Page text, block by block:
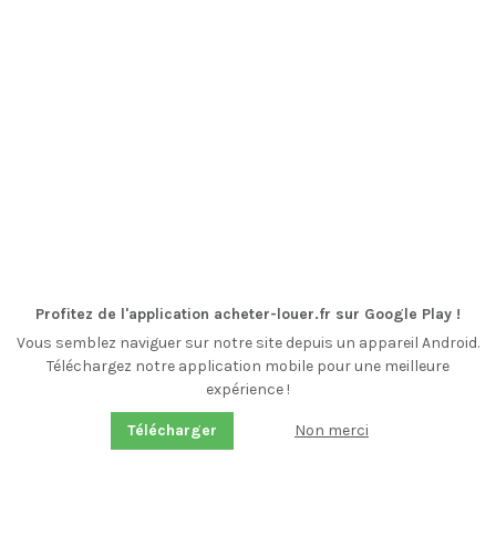
Profitez de l'application acheter-louer.fr sur Google Play !
Vous semblez naviguer sur notre site depuis un appareil Android.
Téléchargez notre application mobile pour une meilleure
expérience !
Télécharger Non merci